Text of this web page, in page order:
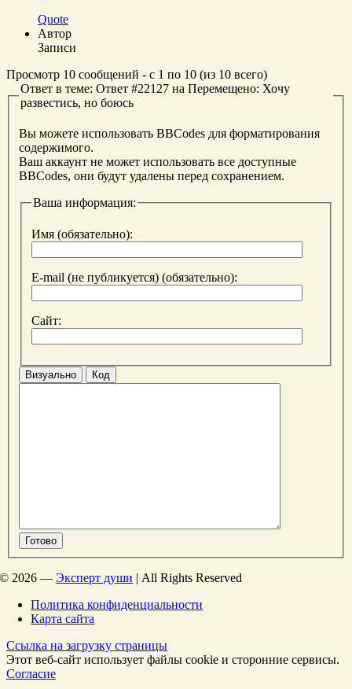
Quote
Автор
Записи
Просмотр 10 сообщений - с 1 по 10 (из 10 всего)
Ответ в теме: Ответ #22127 на Перемещено: Хочу
развестись, но боюсь
Вы можете использовать BBCodes для форматирования
содержимого.
Ваш аккаунт не может использовать все доступные
BBCodes, они будут удалены перед сохранением.
Ваша информация:
Имя (обязательно):
E-mail (не публикуется) (обязательно):
Сайт:
Визуально Код
Готово
© 2026 —Эксперт души | All Rights Reserved
Политика конфиденциальности
Карта сайта
Ссылка на загрузку страницы
Этот веб-сайт использует файлы cookie и сторонние сервисы.
Согласие